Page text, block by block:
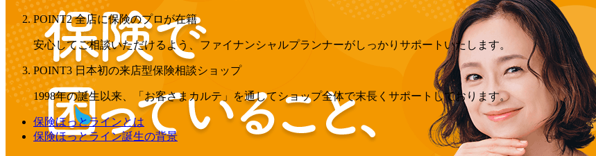
POINT2 全店に保険のプロが在籍
安心してご相談いただけるよう、ファイナンシャルプランナーがしっかりサポートいたします。
POINT3 日本初の来店型保険相談ショップ
1998年の誕生以来、「お客さまカルテ」を通してショップ全体で末長くサポートしております。
保険ほっとラインとは
保険ほっとライン誕生の背景